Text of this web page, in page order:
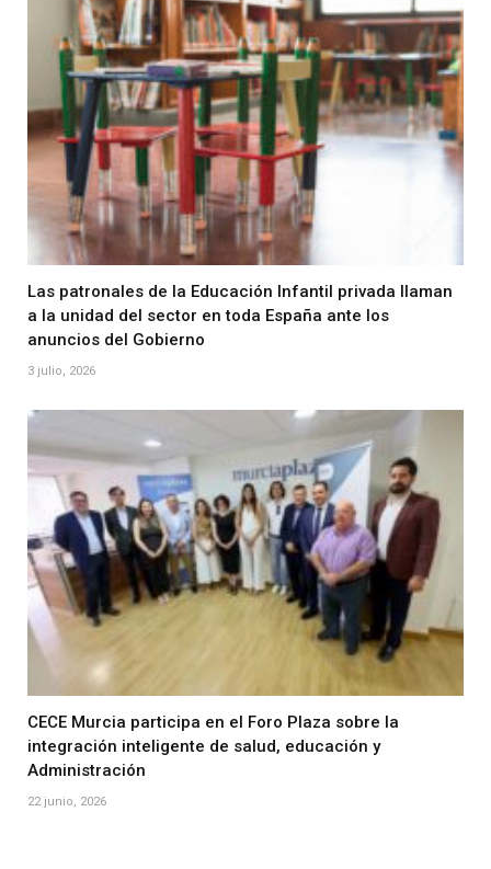
Las patronales de la Educación Infantil privada llaman
a la unidad del sector en toda España ante los
anuncios del Gobierno
3 julio, 2026
CECE Murcia participa en el Foro Plaza sobre la
integración inteligente de salud, educación y
Administración
22 junio, 2026